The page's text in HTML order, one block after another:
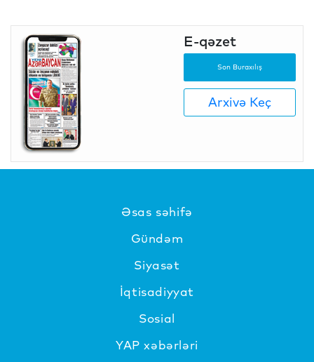
E-qəzet
Son Buraxılış
Arxivə Keç
Əsas səhifə
Gündəm
Siyasət
İqtisadiyyat
Sosial
YAP xəbərləri